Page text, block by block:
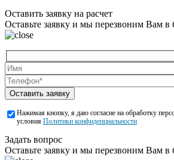
Оставить заявку на расчет
Оставьте заявку и мы перезвоним Вам
Оставить заявку
Нажимая кнопку, я даю согласие на обработку
условия Политики конфиденциальности
Задать вопрос
Оставьте заявку и мы перезвоним Вам